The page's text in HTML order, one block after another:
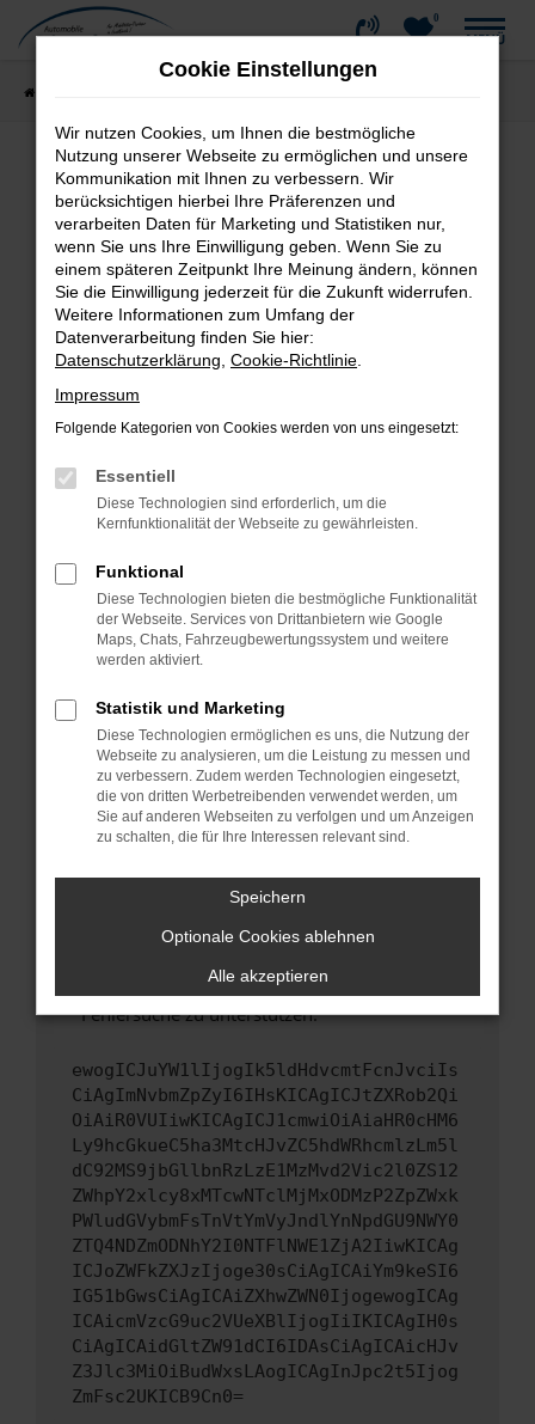
Zum
0
MENÜ
Fehler: Network Error
Beim Laden ist ein Fehler aufgetreten.
Hier sind ein paar Tipps, die dir helfen können:
Überprüfe deine Firewall und deine
Internetverbindung.
Laden andere Webseiten, zum Beispiel deine
Suchmaschine?
Prüfe deine Browsererweiterungen.
können das Laden bestimmter Seiten
verhindern. Funktioniert die Seite in einem
Fenster?
Starte dein Gerät neu.
Das kann manchmal helfen, vorübergehende
Probleme zu beheben.
Betriebssystem auf dem neuesten Stand
sind.
Veraltete Software birgt nicht nur ein
Sicherheitsrisiko, sondern kann auch dazu
führen, dass bestimmte Funktionen nicht mehr
unterstützt werden.
Wende dich an den Webseitenbetreiber.
Wenn du alle oben genannten Schritte versucht
hast, kontaktiere uns bitte. Wir werden
uns diesen Text schicken, um uns bei der
Fehlersuche zu unterstützen:
ewogICJuYW1lIjogIk5ldHdvcmtFcnJvciIs
CiAgImNvbmZpZyI6IHsKICAgICJtZXRob2Qi
OiAiR0VUIiwKICAgICJ1cmwiOiAiaHR0cHM6
Ly9hcGkueC5ha3MtcHJvZC5hdWRhcmlzLm5l
dC92MS9jbGllbnRzLzE1MzMvd2Vic2l0ZS12
ZWhpY2xlcy8xMTcwNTclMjMxODMzP2ZpZWxk
PWludGVybmFsTnVtYmVyJndlYnNpdGU9NWY0
ZTQ4NDZmODNhY2I0NTFlNWE1ZjA2IiwKICAg
ICJoZWFkZXJzIjoge30sCiAgICAiYm9keSI6
IG51bGwsCiAgICAiZXhwZWN0IjogewogICAg
ICAicmVzcG9uc2VUeXBlIjogIiIKICAgIH0s
CiAgICAidGltZW91dCI6IDAsCiAgICAicHJv
Z3Jlc3MiOiBudWxsLAogICAgInJpc2t5Ijog
ZmFsc2UKICB9Cn0=
Cookie Einstellungen
Wir nutzen Cookies, um Ihnen die bestmögliche
Nutzung unserer Webseite zu ermöglichen und unsere
Kommunikation mit Ihnen zu verbessern. Wir
berücksichtigen hierbei Ihre Präferenzen und
verarbeiten Daten für Marketing und Statistiken nur,
wenn Sie uns Ihre Einwilligung geben. Wenn Sie zu
einem späteren Zeitpunkt Ihre Meinung ändern, können
Sie die Einwilligung jederzeit für die Zukunft widerrufen.
Weitere Informationen zum Umfang der
Datenverarbeitung finden Sie hier:
Datenschutzerklärung Cookie-Richtlinie
Impressum
Folgende Kategorien von Cookies werden von uns eingesetzt:
Essentiell
Diese Technologien sind erforderlich, um die
Kernfunktionalität der Webseite zu gewährleisten.
Funktional
Diese Technologien bieten die bestmögliche Funktionalität
der Webseite. Services von Drittanbietern wie Google
Maps, Chats, Fahrzeugbewertungssystem und weitere
werden aktiviert.
Statistik und Marketing
Diese Technologien ermöglichen es uns, die Nutzung der
Webseite zu analysieren, um die Leistung zu messen und
zu verbessern. Zudem werden Technologien eingesetzt,
die von dritten Werbetreibenden verwendet werden, um
Sie auf anderen Webseiten zu verfolgen und um Anzeigen
zu schalten, die für Ihre Interessen relevant sind.
Speichern
Optionale Cookies ablehnen
Alle akzeptieren